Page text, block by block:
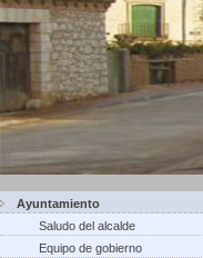
Ayuntamiento
Saludo del alcalde
Equipo de gobierno